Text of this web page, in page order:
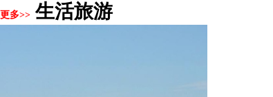
更多>> 生活旅游